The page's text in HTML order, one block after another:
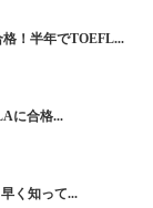
！半年でTOEFL...
に合格...
く知って...